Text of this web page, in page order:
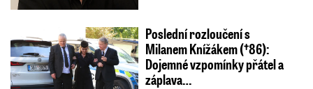
Poslední rozloučení s
Milanem Knížákem (†86):
Dojemné vzpomínky přátel a
záplava…